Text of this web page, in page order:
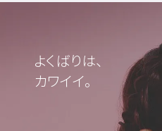
よくばりは、
カワイイ。